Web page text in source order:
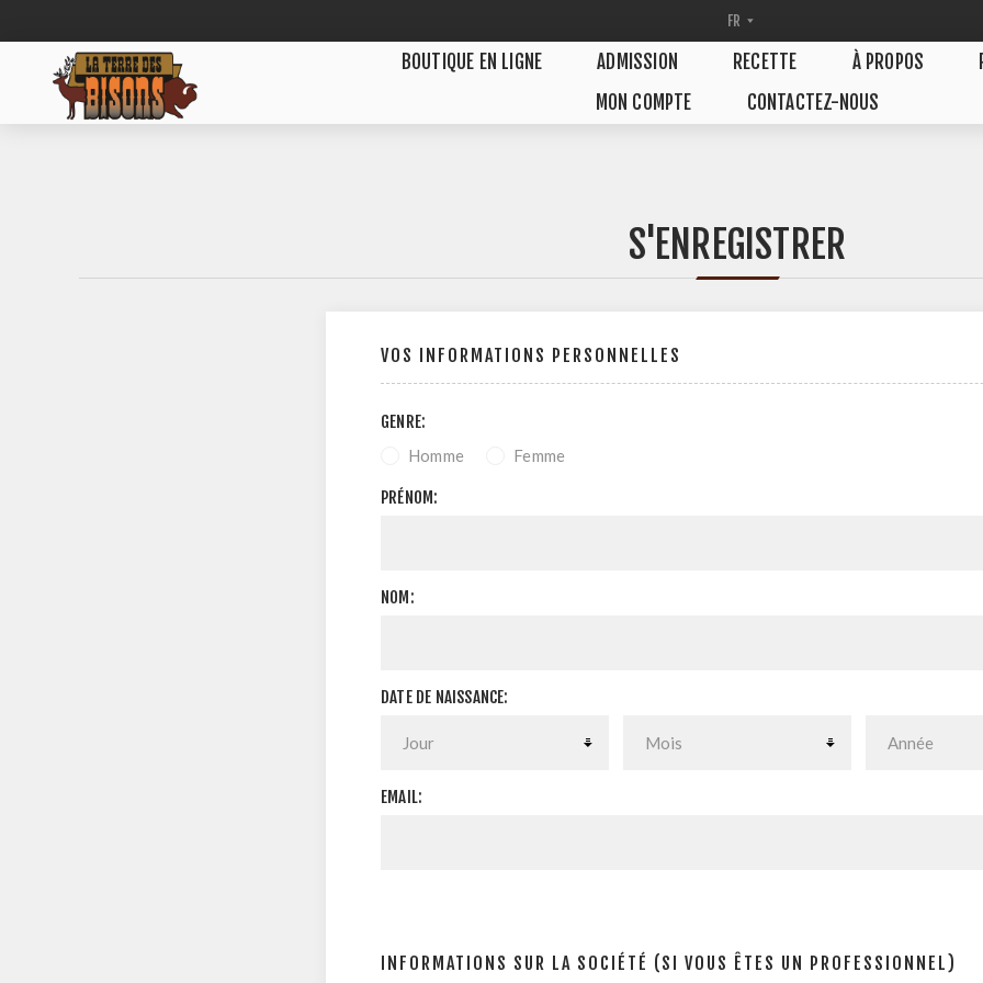
BOUTIQUE EN LIGNE ADMISSION RECETTE À PROPOS
MON COMPTE
CONTACTEZ-NOUS
S'ENREGISTRER
VOS INFORMATIONS PERSONNELLES
GENRE:
Homme Femme
PRÉNOM:
NOM:
DATE DE NAISSANCE:
EMAIL:
INFORMATIONS SUR LA SOCIÉTÉ (SI VOUS ÊTES UN PROFESSIONNEL)